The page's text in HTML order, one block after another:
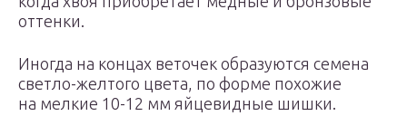
оттенки.
Иногда на концах веточек образуются семена
светло-желтого цвета, по форме похожие
на мелкие 10-12 мм яйцевидные шишки.